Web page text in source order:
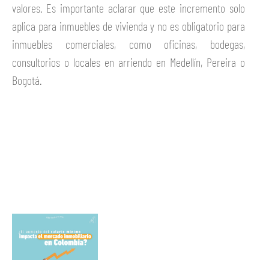
valores. Es importante aclarar que este incremento solo
aplica para inmuebles de vivienda y no es obligatorio para
inmuebles comerciales, como oficinas, bodegas,
consultorios o locales en arriendo en Medellín, Pereira o
Bogotá.